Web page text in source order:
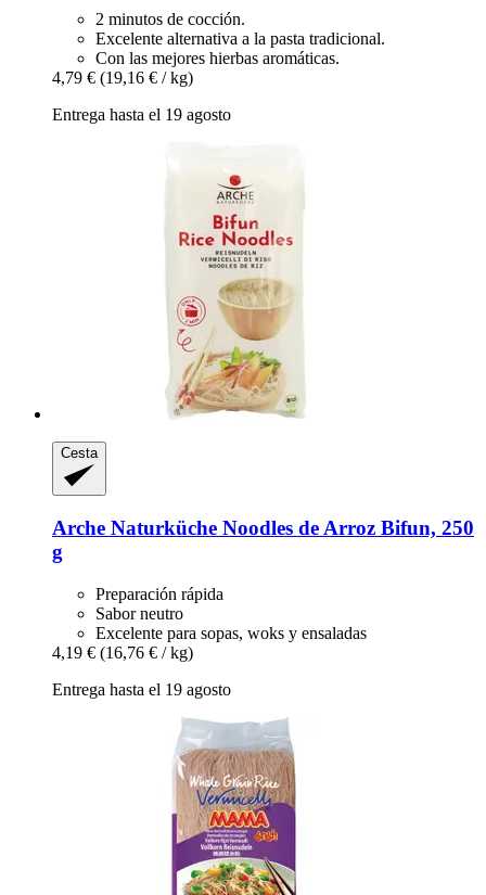
2 minutos de cocción.
Excelente alternativa a la pasta tradicional.
Con las mejores hierbas aromáticas.
4,79 € (19,16 € / kg)
Entrega hasta el 19 agosto
Cesta
Arche Naturküche Noodles de Arroz Bifun, 250
g
Preparación rápida
Sabor neutro
Excelente para sopas, woks y ensaladas
4,19 € (16,76 € / kg)
Entrega hasta el 19 agosto